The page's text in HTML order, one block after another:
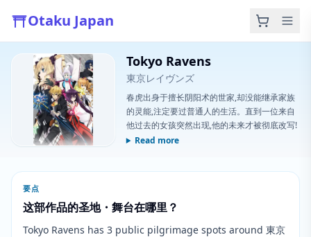
Otaku Japan
Tokyo Ravens
東京レイヴンズ
春虎出身于擅长阴阳术的世家,却没能继承家族
的灵能,注定要过普通人的生活。直到一位来自
他过去的女孩突然出现,他的未来才被彻底改写!
Read more
要点
这部作品的圣地・舞台在哪里？
Tokyo Ravens has 3 public pilgrimage spots around 東京